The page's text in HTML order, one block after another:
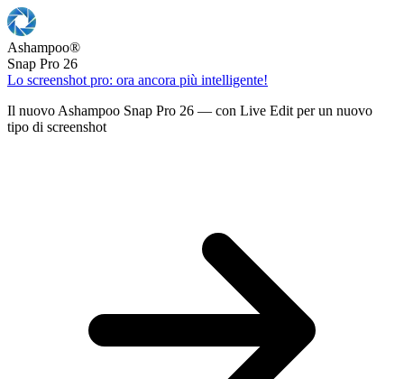
Ashampoo®
Snap Pro 26
Lo screenshot pro: ora ancora più intelligente!
Il nuovo Ashampoo Snap Pro 26 — con Live Edit per un nuovo
tipo di screenshot